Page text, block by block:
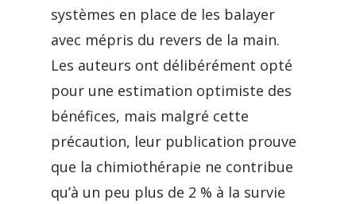
systèmes en place de les balayer
avec mépris du revers de la main.
Les auteurs ont délibérément opté
pour une estimation optimiste des
bénéfices, mais malgré cette
précaution, leur publication prouve
que la chimiothérapie ne contribue
qu’à un peu plus de 2 % à la survie